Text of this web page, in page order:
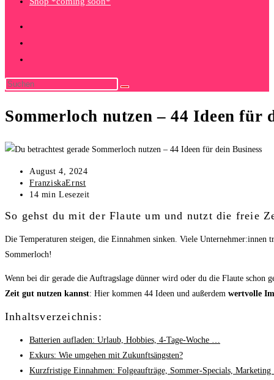
Sommerloch nutzen – 44 Ideen für
Beitrag
veröffentlicht:
August 4, 2024
Beitrags-
Autor:
FranziskaErnst
Lesedauer:
14 min Lesezeit
So gehst du mit der Flaute um und nutzt die freie
Die Temperaturen steigen, die Einnahmen sinken. Viele Unternehmer:innen
Sommerloch!
Wenn bei dir gerade die Auftragslage dünner wird oder du die Flaute schon
Zeit gut nutzen kannst: Hier kommen 44 Ideen und außerdem wertvolle
Inhaltsverzeichnis:
Batterien aufladen: Urlaub, Hobbies, 4-Tage-Woche …
Exkurs: Wie umgehen mit Zukunftsängsten?
Kurzfristige Einnahmen: Folgeaufträge, Sommer-Specials,